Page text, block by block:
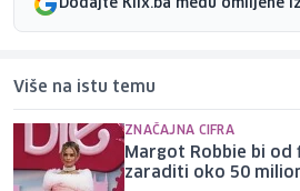
Dodajte Klix.ba među omiljene
Više na istu temu
ZNAČAJNA CIFRA
Margot Robbie bi
zaraditi oko 50